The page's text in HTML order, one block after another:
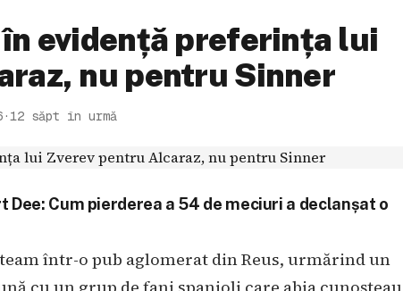
evidență preferința lui
nu pentru Sinner
·12 săpt în urmă
Dee: Cum pierderea a 54 de meciuri a declanșat o
într-o pub aglomerat din Reus, urmărind un